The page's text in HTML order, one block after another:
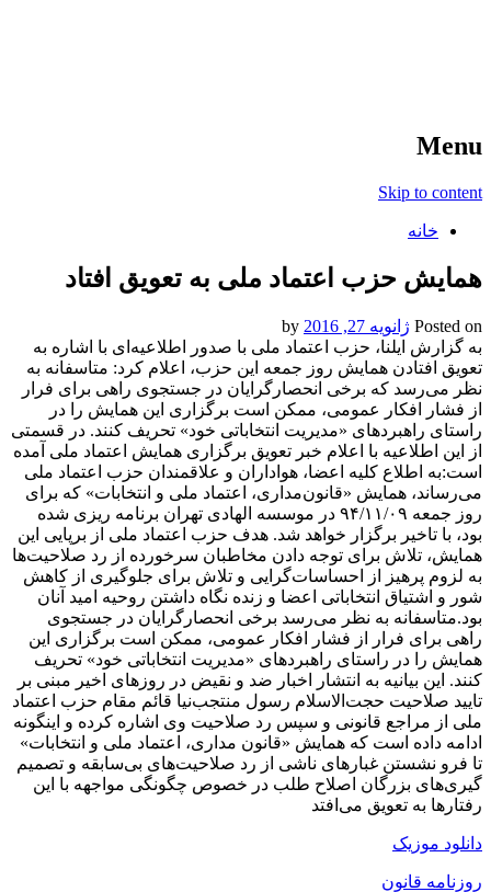
Menu
Skip to content
خانه
همایش حزب اعتماد ملی به تعویق افتاد
Posted on ژانویه 27, 2016
به گزارش ایلنا، حزب اعتماد ملی با صدور اطلاعیه‌ای با اشاره به
تعویق افتادن همایش روز جمعه این حزب، اعلام کرد: متاسفانه به
نظر می‌رسد که برخی انحصارگرایان در جستجوی راهی برای فرار
از فشار افکار عمومی، ممکن است برگزاری این همایش را در
راستای راهبردهای «مدیریت انتخاباتی خود» تحریف کنند. در قسمتی
از این اطلاعیه با اعلام خبر تعویق برگزاری همایش اعتماد ملی آمده
است:به اطلاع کلیه اعضا، هواداران و علاقمندان حزب اعتماد ملی
می‌رساند، همایش «قانون‌مداری، اعتماد ملی و انتخابات» که برای
روز جمعه ۹۴/۱۱/۰۹ در موسسه الهادی تهران برنامه ریزی شده
بود، با تاخیر برگزار خواهد شد. هدف حزب اعتماد ملی از برپایی این
همایش، تلاش برای توجه دادن مخاطبان سرخورده از رد صلاحیت‌ها
به لزوم پرهیز از احساسات‌گرایی و تلاش برای جلوگیری از کاهش
شور و اشتیاق انتخاباتی اعضا و زنده نگاه داشتن روحیه امید آنان
بود.متاسفانه به نظر می‌رسد برخی انحصارگرایان در جستجوی
راهی برای فرار از فشار افکار عمومی، ممکن است برگزاری این
همایش را در راستای راهبردهای «مدیریت انتخاباتی خود» تحریف
کنند. این بیانیه به انتشار اخبار ضد و نقیض در روز‌های اخیر مبنی بر
تایید صلاحیت حجت‌الاسلام رسول منتجب‌نیا قائم مقام حزب اعتماد
ملی از مراجع قانونی و سپس رد صلاحیت وی اشاره کرده و اینگونه
ادامه داده است که همایش «قانون مداری، اعتماد ملی و انتخابات»
تا فرو نشستن غبارهای ناشی از رد صلاحیت‌های بی‌سابقه و تصمیم
گیری‌های بزرگان اصلاح طلب در خصوص چگونگی مواجهه با این
رفتار‌ها به تعویق می‌افتد
دانلود موزیک
روزنامه قانون